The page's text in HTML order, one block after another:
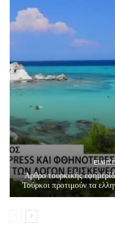
Άρθρο τουρκικής
Τούρκοι προτιμούν τα